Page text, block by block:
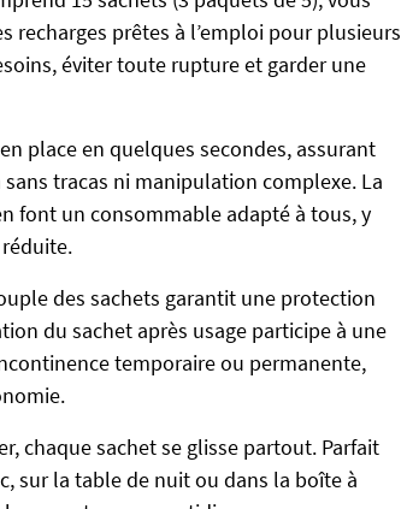
recharges prêtes à l’emploi pour plusieurs
éviter toute rupture et garder une
place en quelques secondes, assurant
tracas ni manipulation complexe. La
font un consommable adapté à tous, y
des sachets garantit une protection
du sachet après usage participe à une
temporaire ou permanente,
chaque sachet se glisse partout. Parfait
sur la table de nuit ou dans la boîte à